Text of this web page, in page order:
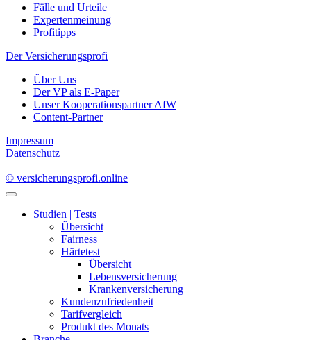
Fälle und Urteile
Expertenmeinung
Profitipps
Der Versicherungsprofi
Über Uns
Der VP als E-Paper
Unser Kooperationspartner AfW
Content-Partner
Impressum
Datenschutz
© versicherungsprofi.online
Studien | Tests
Übersicht
Fairness
Härtetest
Übersicht
Lebensversicherung
Krankenversicherung
Kundenzufriedenheit
Tarifvergleich
Produkt des Monats